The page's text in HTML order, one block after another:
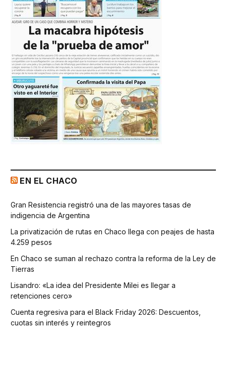
EN EL CHACO
Gran Resistencia registró una de las mayores tasas de
indigencia de Argentina
La privatización de rutas en Chaco llega con peajes de hasta
4.259 pesos
En Chaco se suman al rechazo contra la reforma de la Ley de
Tierras
Lisandro: «La idea del Presidente Milei es llegar a
retenciones cero»
Cuenta regresiva para el Black Friday 2026: Descuentos,
cuotas sin interés y reintegros